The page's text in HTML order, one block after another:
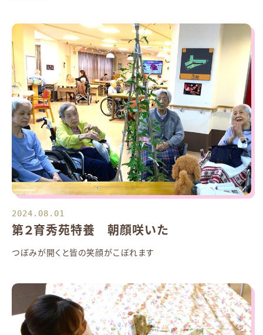
2024.08.01
第２育秀苑特養 朝顔咲いた
つぼみが開くと皆の笑顔がこぼれます